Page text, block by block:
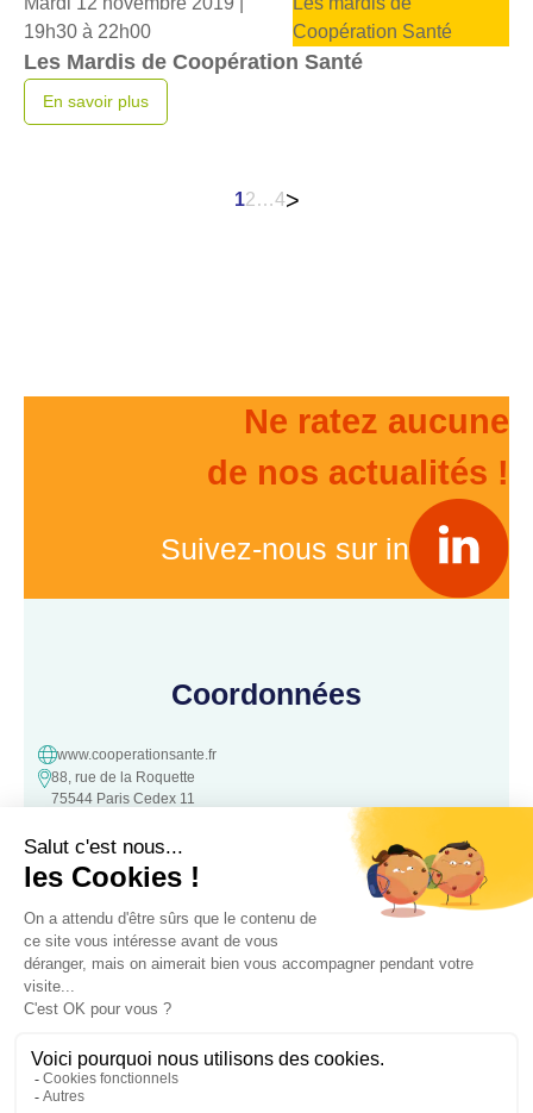
19h30 à 22h00
Coopération Santé
Les Mardis de Coopération Santé
En savoir plus
12…4>
Ne ratez aucune
de nos actualités !
Suivez-nous sur in
Coordonnées
www.cooperationsante.fr
88, rue de la Roquette
75544 Paris Cedex 11
Contact
Une question, une suggestion ?
N’hésitez pas à nous contacter :
Contacter nous
Association loi 1901 d’intérêt général, à but non lucratif – Déclarée le
05 Octobre 2016 à la Préfecture de